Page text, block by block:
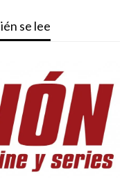
se lee